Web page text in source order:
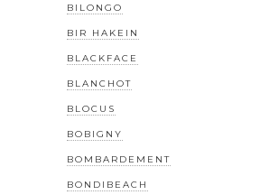
BILONGO
BIR HAKEIN
BLACKFACE
BLANCHOT
BLOCUS
BOBIGNY
BOMBARDEMENT
BONDIBEACH